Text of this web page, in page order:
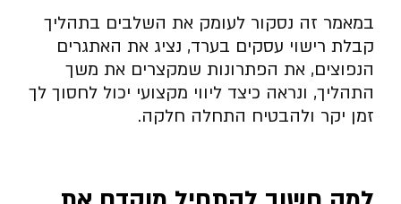
במאמר זה נסקור לעומק את השלבים בתהליך
קבלת רישוי עסקים בערד, נציג את האתגרים
הנפוצים, את הפתרונות שמקצרים את משך
התהליך, ונראה כיצד ליווי מקצועי יכול לחסוך לך
זמן יקר ולהבטיח התחלה חלקה.